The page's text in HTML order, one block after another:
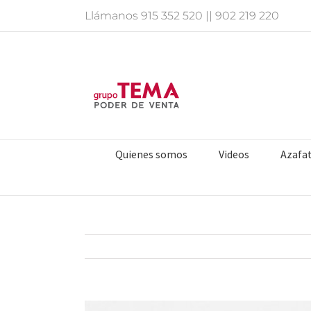
Llámanos 915 352 520 || 902 219 220
Quienes somos Videos